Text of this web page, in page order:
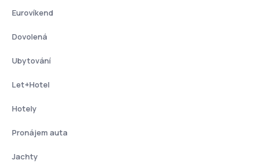
Eurovíkend
Dovolená
Ubytování
Let+Hotel
Hotely
Pronájem auta
Jachty